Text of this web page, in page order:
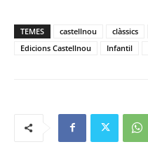
TEMES castellnou clàssics
Edicions Castellnou
Infantil